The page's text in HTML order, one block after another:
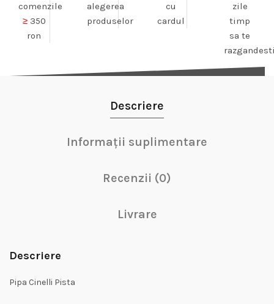
comenzile
≥350
ron
alegerea
produselor
cu
cardul
zile
timp
sa te
Descriere
Informații suplimentare
Recenzii (0)
Livrare
Descriere
Pipa Cinelli Pista